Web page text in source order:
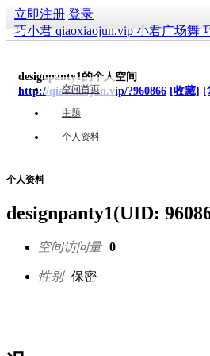
立即注册 登录
巧小君 qiaoxiaojun.vip 小君广场舞
designpanty1的个人空间
http://qiaoxiaojun.vip/?960866 [收藏] [
空间首页
主题
个人资料
个人资料
designpanty1(UID:
空间访问量 0
性别 保密